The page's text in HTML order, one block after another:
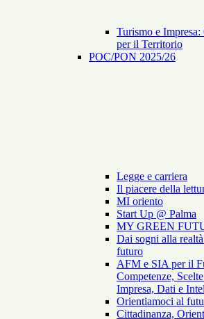
Turismo e
per il Territorio
POC/PON 2025/26
Legge e carriera
Il piacere della
MI oriento
Start Up @ Palma
MY GREEN
Dai sogni alla
futuro
AFM e SIA per il
Competenze,
Impresa, Dati e
Orientiamoci al
Cittadinanza,